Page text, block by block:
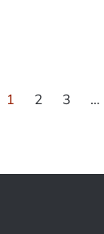
1 2 3 …